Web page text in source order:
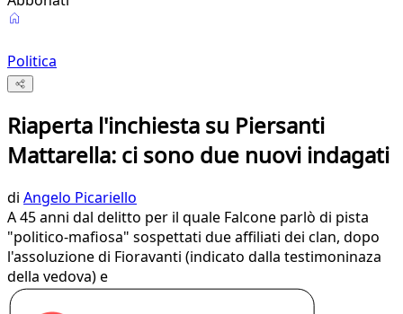
Politica
Riaperta l'inchiesta su Piersanti
Mattarella: ci sono due nuovi indagati
di Angelo Picariello
A 45 anni dal delitto per il quale Falcone parlò di pista
"politico-mafiosa" sospettati due affiliati dei clan, dopo
l'assoluzione di Fioravanti (indicato dalla testimoninaza
della vedova) e